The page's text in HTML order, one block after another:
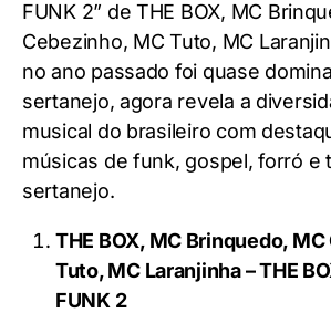
FUNK 2” de THE BOX, MC
Cebezinho, MC Tuto, MC
no ano passado foi quase
sertanejo, agora revela a
musical do brasileiro com
músicas de funk, gospel, forró e
sertanejo.
THE BOX, MC Brinquedo,
Tuto, MC Laranjinha – THE
FUNK 2